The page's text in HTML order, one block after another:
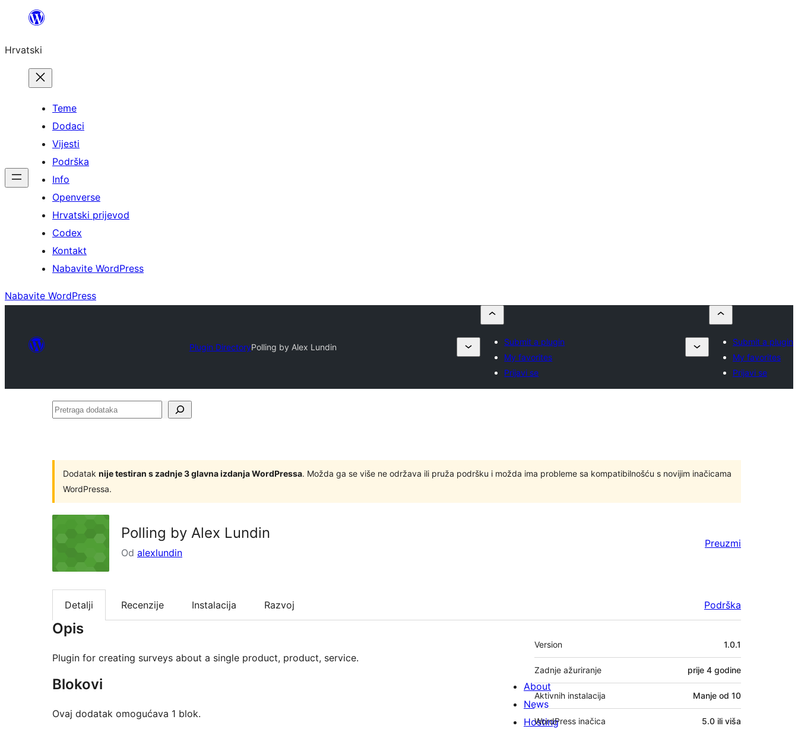
Skoči
sadržaja
Hrvatski
Teme
Dodaci
Vijesti
Podrška
Info
Openverse
Hrvatski prijevod
Codex
Kontakt
Nabavite WordPress
Nabavite WordPress
Plugin DirectoryPolling by Alex Lundin
Submit a plugin
My favorites
Prijavi se
Submit a plugin
My favorites
Prijavi se
Pretraga
Dodatak nije testiran s zadnje 3 glavna izdanja WordPressa. Možda ga se više ne održava ili pruža podršku i možda ima probleme sa kompatibilnošću s novijim inačicama
WordPressa.
Polling by Alex Lundin
Od alexlundin
Preuzmi
Detalji Recenzije Instalacija Razvoj Podrška
Opis
Plugin for creating surveys about a single product, product, service.
Blokovi
Ovaj dodatak omogućava 1 blok.
Meta
Version 1.0.1
Zadnje ažuriranje prije 4 godine
Aktivnih instalacija Manje od 10
WordPress inačica 5.0 ili viša
About
News
Hosting